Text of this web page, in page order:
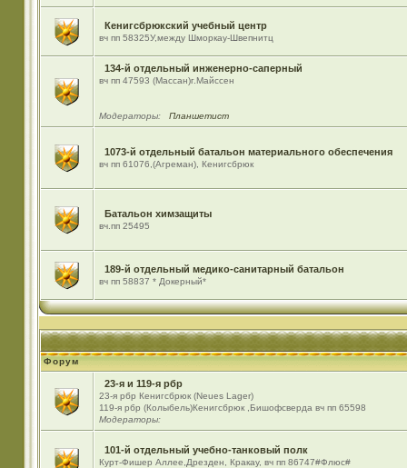
Кенигсбрюкский учебный центр
вч пп 58325У,между Шморкау-Швепнитц
134-й отдельный инженерно-саперный
вч пп 47593 (Массан)г.Майссен
Модераторы: Планшетист
1073-й отдельный батальон материального обеспечения
вч пп 61076,(Агреман), Кенигсбрюк
Батальон химзащиты
вч.пп 25495
189-й отдельный медико-санитарный батальон
вч пп 58837 * Докерный*
Форум
23-я и 119-я рбр
23-я рбр Кенигсбрюк (Neues Lager)
119-я рбр (Колыбель)Кенигсбрюк ,Бишофсверда вч пп 65598
Модераторы:
101-й отдельный учебно-танковый полк
Курт-Фишер Аллее,Дрезден, Кракау, вч пп 86747#Флюс#